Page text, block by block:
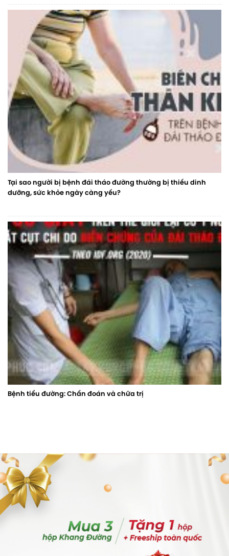
Tại sao người bị bệnh đái tháo đường thường bị thiếu dinh
dưỡng, sức khỏe ngày càng yếu?
Bệnh tiểu đường: Chẩn đoán và chữa trị